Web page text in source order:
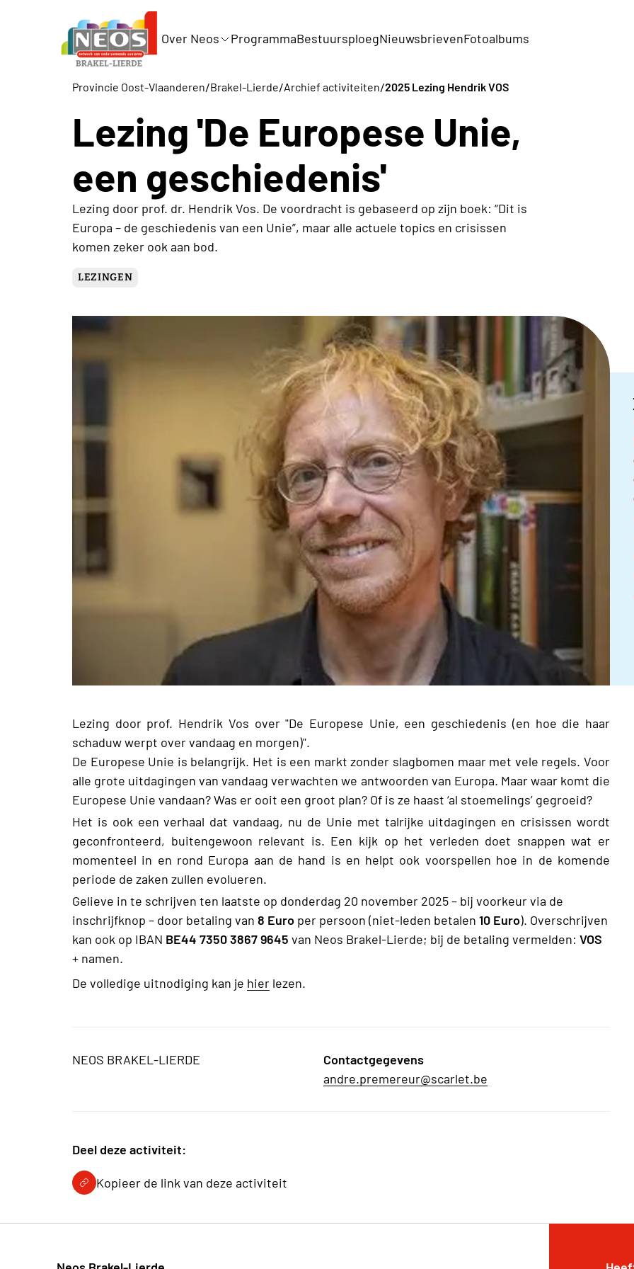
Over Neos ProgrammaBestuursploegNieuwsbrievenFotoalbums
Provincie Oost-Vlaanderen/Brakel-Lierde/Archief activiteiten/2025 Lezing Hendrik VOS
Lezing 'De Europese Unie,
een geschiedenis'
Lezing door prof. dr. Hendrik Vos. De voordracht is gebaseerd op zijn boek: “Dit is
Europa – de geschiedenis van een Unie”, maar alle actuele topics en crisissen
komen zeker ook aan bod.
LEZINGEN
Lezing door prof. Hendrik Vos over "De Europese Unie, een geschiedenis (en hoe die haar
schaduw werpt over vandaag en morgen)".
De Europese Unie is belangrijk. Het is een markt zonder slagbomen maar met vele regels. Voor
alle grote uitdagingen van vandaag verwachten we antwoorden van Europa. Maar waar komt die
Europese Unie vandaan? Was er ooit een groot plan? Of is ze haast ‘al stoemelings’ gegroeid?
Het is ook een verhaal dat vandaag, nu de Unie met talrijke uitdagingen en crisissen wordt
geconfronteerd, buitengewoon relevant is. Een kijk op het verleden doet snappen wat er
momenteel in en rond Europa aan de hand is en helpt ook voorspellen hoe in de komende
periode de zaken zullen evolueren.
Gelieve in te schrijven ten laatste op donderdag 20 november 2025 – bij voorkeur via de
inschrijfknop – door betaling van 8 Euro per persoon (niet-leden betalen 10 Euro). Overschrijven
kan ook op IBAN BE44 7350 3867 9645 van Neos Brakel-Lierde; bij de betaling vermelden: VOS
+ namen.
De volledige uitnodiging kan je hier lezen.
NEOS BRAKEL-LIERDE
Contactgegevens
andre.premereur@scarlet.be
Deel deze activiteit:
Kopieer de link van deze activiteit